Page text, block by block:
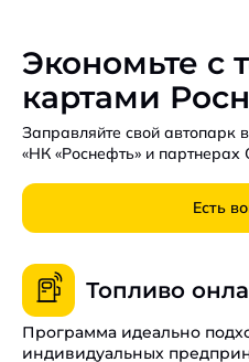
Экономьте с
картами
Заправляйте свой
«НК «Роснефть» и
Есть
Топливо
Программа идеально
индивидуальных